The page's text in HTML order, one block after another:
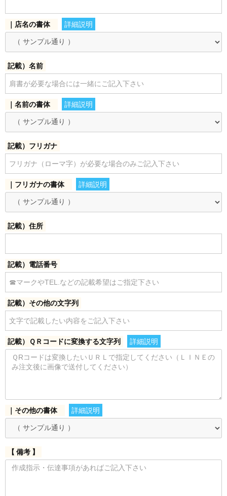
｜店名の書体 詳細説明
記載）名前
｜名前の書体 詳細説明
記載）フリガナ
｜フリガナの書体 詳細説明
記載）住所
記載）電話番号
記載）その他の文字列
記載）ＱＲコードに変換する文字列 詳細説明
｜その他の書体 詳細説明
【 備考 】